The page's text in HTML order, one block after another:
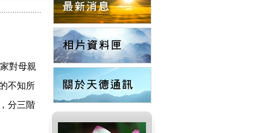
對母親
不知所
分三階